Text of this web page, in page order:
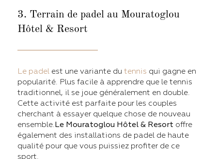
3. Terrain de padel au Mouratoglou
Hôtel & Resort
Le padel est une variante du tennis qui gagne en
popularité. Plus facile à apprendre que le tennis
traditionnel, il se joue généralement en double.
Cette activité est parfaite pour les couples
cherchant à essayer quelque chose de nouveau
ensemble.Le Mouratoglou Hôtel & Resort offre
également des installations de padel de haute
qualité pour que vous puissiez profiter de ce
sport.